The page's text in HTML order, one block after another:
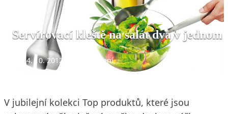
Servírovací kleště na salát dva v jednom
24. 10. 2012 2 min. čtení
V jubilejní kolekci Top produktů, které jsou